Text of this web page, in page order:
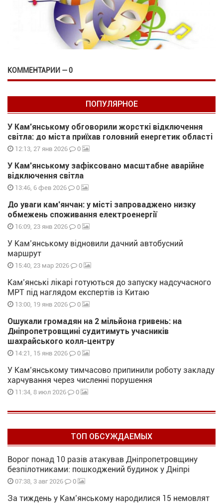
КОММЕНТАРИИ — 0
ПОПУЛЯРНОЕ
У Кам’янському обговорили жорсткі відключення
світла: до міста приїхав головний енергетик області
12:13, 27 янв 2026 0
У Кам’янському зафіксовано масштабне аварійне
відключення світла
13:46, 6 фев 2026 0
До уваги кам’янчан: у місті запроваджено низку
обмежень споживання електроенергії
16:09, 23 янв 2026 0
У Кам’янському відновили дачний автобусний
маршрут
15:40, 23 мар 2026 0
Кам’янські лікарі готуються до запуску надсучасного
МРТ під наглядом експертів із Китаю
13:00, 19 янв 2026 0
Ошукали громадян на 2 мільйона гривень: на
Дніпропетровщині судитимуть учасників
шахрайського колл-центру
14:21, 15 янв 2026 0
У Кам’янському тимчасово припинили роботу закладу
харчування через численні порушення
11:34, 8 июл 2026 0
ТОП ОБСУЖДАЕМЫХ
Ворог понад 10 разів атакував Дніпропетровщину
безпілотниками: пошкоджений будинок у Дніпрі
07:38, 3 авг 2026 0
За тиждень у Кам’янському народилися 15 немовлят